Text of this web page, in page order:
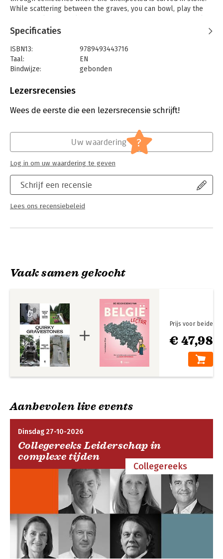
While scattering between the graves, you can bowl, play the
gang and meet Jedi Masters, Super Mario, ABBA and a life-size
gorilla. This book shows that the afterlife has both humor and
flair.
Discover how the dearly departed continue to surprise us long
after they've left. Offbeat, touching, and unmistakably human −
because who says death has to be dull?
Specificaties
ISBN13:
9789493443716
Taal:
EN
Bindwijze:
gebonden
Uitgever:
Verschijningsdatum:
19-9-2025
Lezersrecensies
Wees de eerste die een lezersrecensie schrijft!
Schrijf een recensie
Lees ons recensiebeleid
Uw waardering ?
Log in om uw waardering te geven
Vaak samen gekocht
€ 47,98
Prijs voor beide
Aanbevolen live events
Dinsdag 27-10-2026
Collegereeks Leiderschap in
complexe tijden
Collegereeks